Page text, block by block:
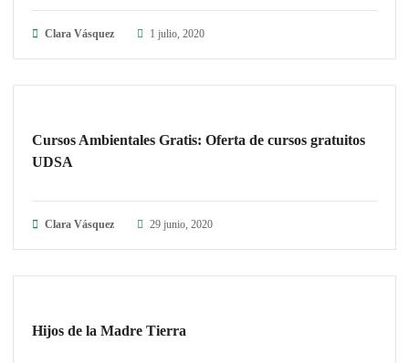
Clara Vásquez 1 julio, 2020
Cursos Ambientales Gratis: Oferta de cursos gratuitos
UDSA
Clara Vásquez 29 junio, 2020
Hijos de la Madre Tierra